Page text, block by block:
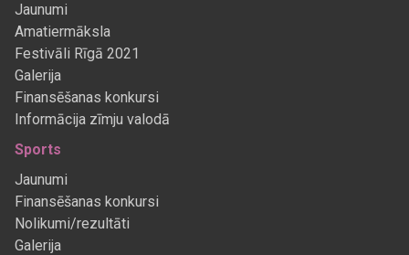
Jaunumi
Amatiermāksla
Festivāli Rīgā 2021
Galerija
Finansēšanas konkursi
Informācija zīmju valodā
Sports
Jaunumi
Finansēšanas konkursi
Nolikumi/rezultāti
Galerija